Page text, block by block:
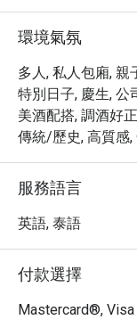
的甜點選擇，每一
材，確保帶給您最
・透過 Eatigo 預訂
可享有高達 5 折
受一頓物超所值
環境氣氛
多人, 私人包廂, 親
特別日子, 慶生, 公
美酒配搭, 調酒好
傳統/歷史, 高質感,
服務語言
英語, 泰語
付款選擇
Mastercard®, Visa